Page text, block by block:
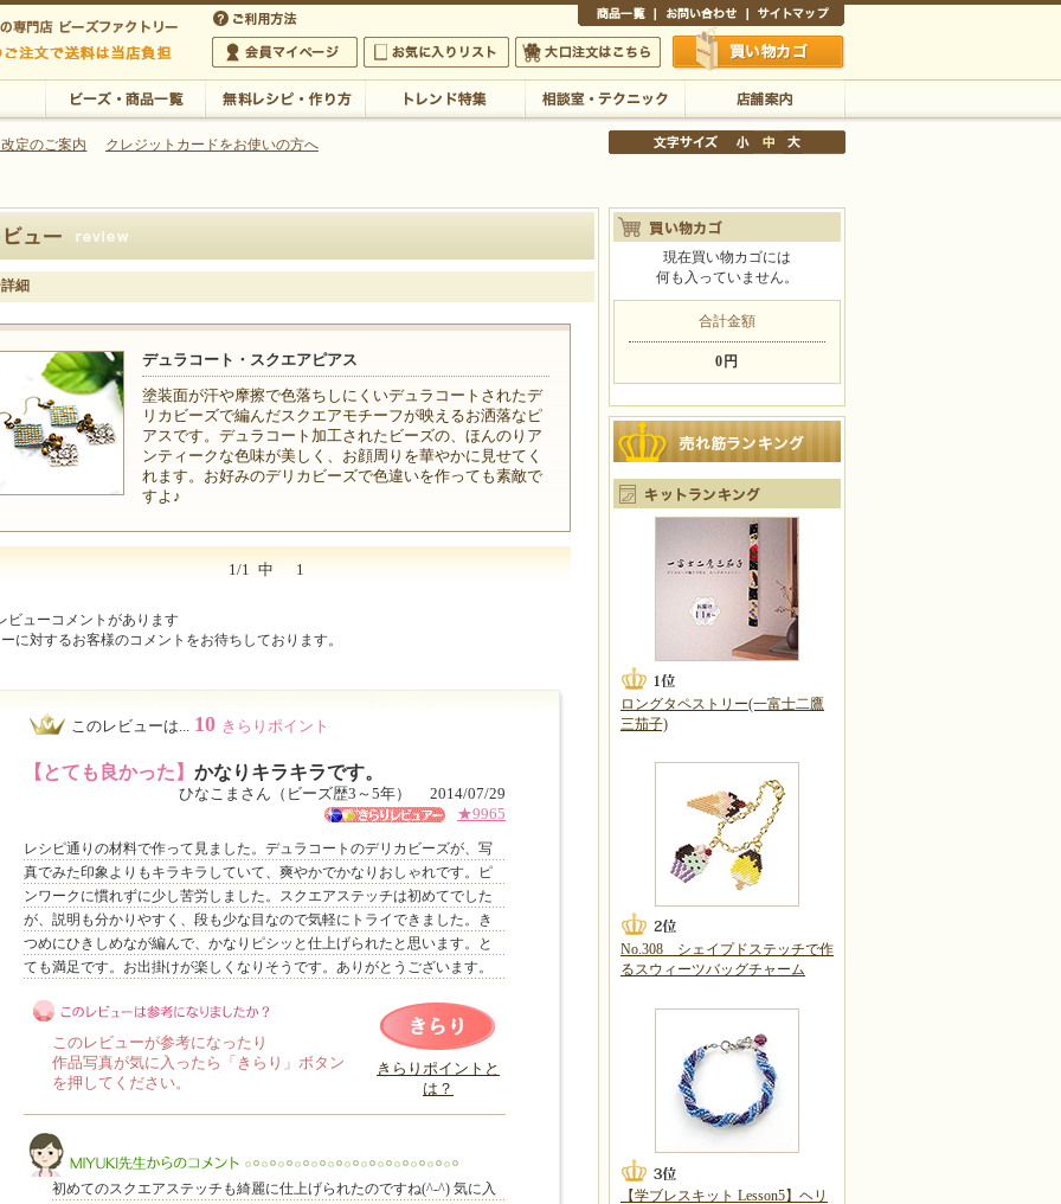
クセサリーの専門店
会員マイページ
お気に入りリスト 大口注文はこちら 買い物かご
店舗案内
定のご案内 クレジットカードをお使いの方へ
細
デュラコート・スクエアピアス
塗装面が汗や摩擦で色落ちしにくいデュラコートされたデ
リカビーズで編んだスクエアモチーフが映えるお洒落なピ
アスです。デュラコート加工されたビーズの、ほんのりア
ンティークな色味が美しく、お顔周りを華やかに見せてく
れます。お好みのデリカビーズで色違いを作っても素敵で
すよ♪
1/1 中 1
ビューコメントがあります
に対するお客様のコメントをお待ちしております。
このレビューは... 10 きらりポイント
【とても良かった】 かなりキラキラです。
ひなこまさん（ビーズ歴3～5年） 2014/07/29
★9965
レシピ通りの材料で作って見ました。デュラコートのデリカビーズが、写
真でみた印象よりもキラキラしていて、爽やかでかなりおしゃれです。ピ
ンワークに慣れずに少し苦労しました。スクエアステッチは初めてでした
が、説明も分かりやすく、段も少な目なので気軽にトライできました。き
つめにひきしめなが編んで、かなりピシッと仕上げられたと思います。と
ても満足です。お出掛けが楽しくなりそうです。ありがとうございます。
このレビューは参考になりましたか？
このレビューが参考になったり
作品写真が気に入ったら「きらり」ボタン
を押してください。
きらりポイントと
は？
初めてのスクエアステッチも綺麗に仕上げられたのですね(^-^) 気に入
現在買い物カゴには
何も入っていません。
合計金額
0円
ロングタペストリー(一富士二鷹
三茄子)
No.308 シェイプドステッチで作
るスウィーツバッグチャーム
【学ブレスキット Lesson5】ヘリ